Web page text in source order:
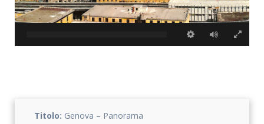
Titolo: Genova – Panorama